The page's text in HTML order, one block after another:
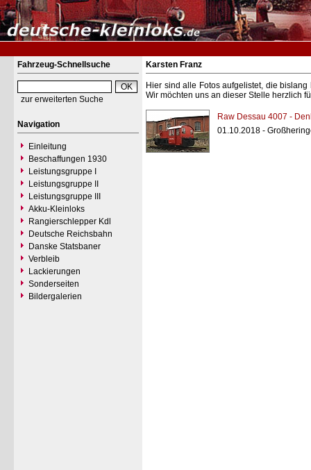
Fahrzeug-Schnellsuche
zur erweiterten Suche
Navigation
Einleitung
Beschaffungen 1930
Leistungsgruppe I
Leistungsgruppe II
Leistungsgruppe III
Akku-Kleinloks
Rangierschlepper Kdl
Deutsche Reichsbahn
Danske Statsbaner
Verbleib
Lackierungen
Sonderseiten
Bildergalerien
Karsten Franz
Hier sind alle Fotos aufgelistet, die
Wir möchten uns an dieser Stelle herzlich
Raw Dessau 4007 -
01.10.2018 -